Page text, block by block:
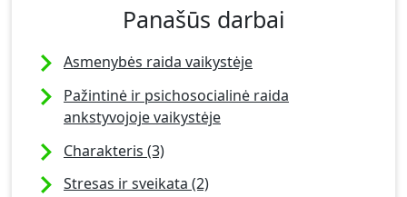
Panašūs darbai
Asmenybės raida vaikystėje
Pažintinė ir psichosocialinė raida
ankstyvojoje vaikystėje
Charakteris (3)
Stresas ir sveikata (2)